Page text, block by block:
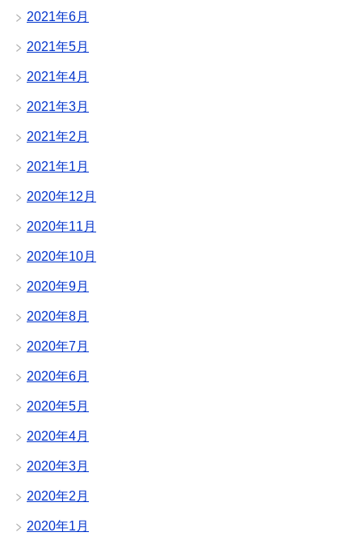
2021年6月
2021年5月
2021年4月
2021年3月
2021年2月
2021年1月
2020年12月
2020年11月
2020年10月
2020年9月
2020年8月
2020年7月
2020年6月
2020年5月
2020年4月
2020年3月
2020年2月
2020年1月